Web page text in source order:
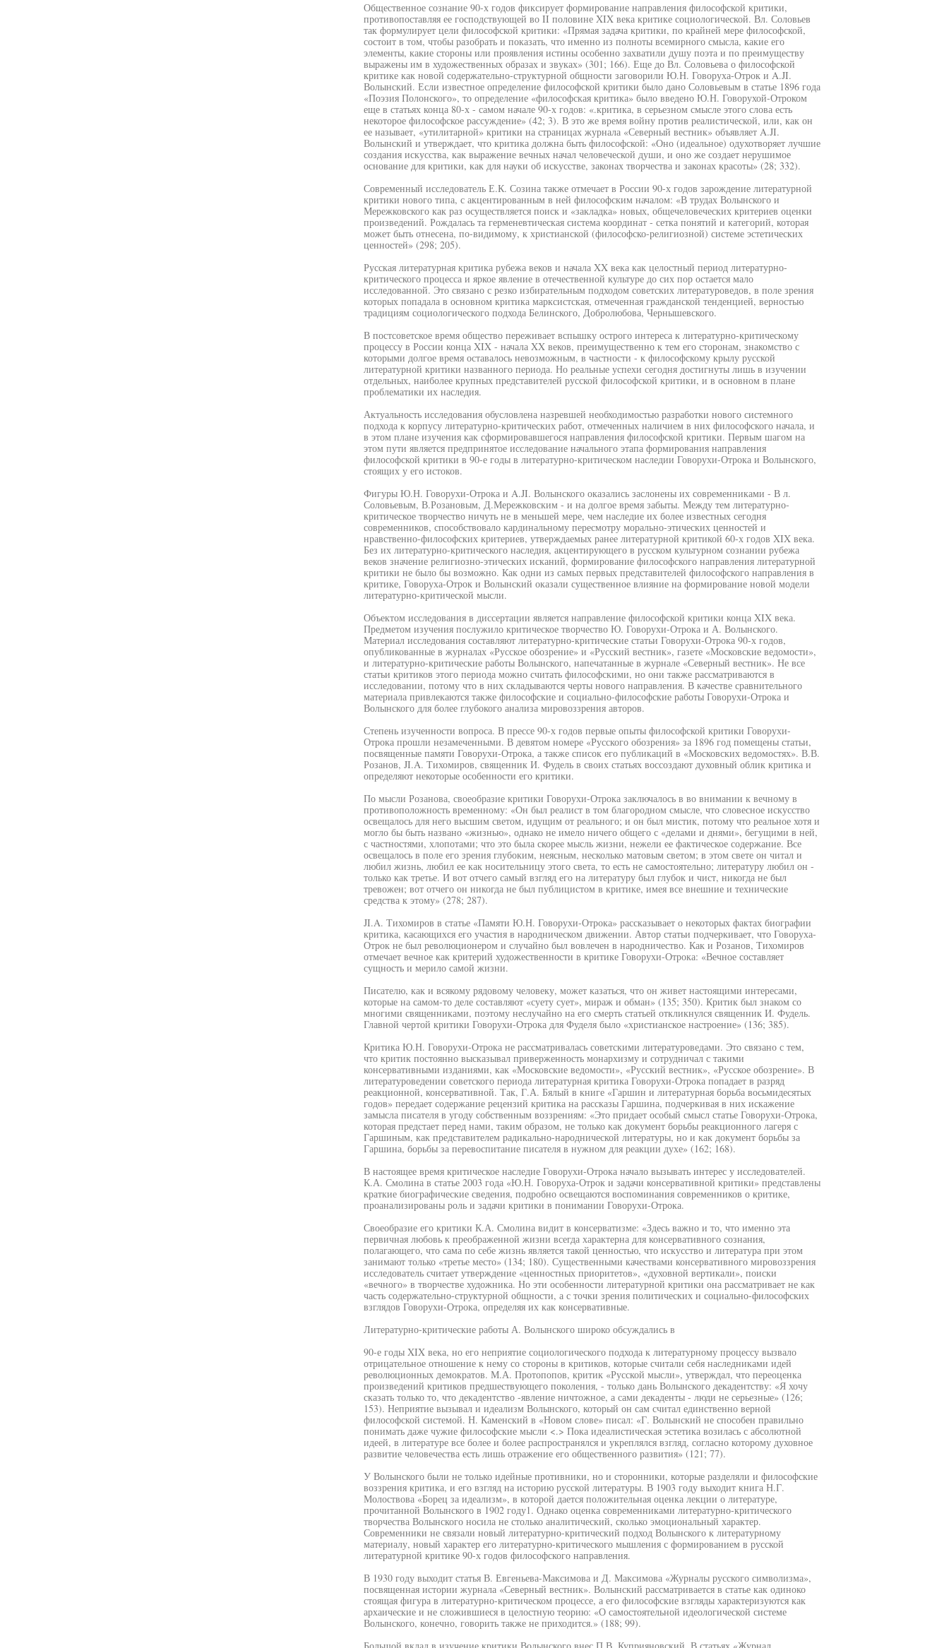
Общественное сознание 90-х годов фиксирует формирование направления философской критики,
противопоставляя ее господствующей во II половине XIX века критике социологической. Вл. Соловьев
так формулирует цели философской критики: «Прямая задача критики, по крайней мере философской,
состоит в том, чтобы разобрать и показать, что именно из полноты всемирного смысла, какие его
элементы, какие стороны или проявления истины особенно захватили душу поэта и по преимуществу
выражены им в художественных образах и звуках» (301; 166). Еще до Вл. Соловьева о философской
критике как новой содержательно-структурной общности заговорили Ю.Н. Говоруха-Отрок и A.JI.
Волынский. Если известное определение философской критики было дано Соловьевым в статье 1896 года
«Поэзия Полонского», то определение «философская критика» было введено Ю.Н. Говорухой-Отроком
еще в статьях конца 80-х - самом начале 90-х годов: «.критика, в серьезном смысле этого слова есть
некоторое философское рассуждение» (42; 3). В это же время войну против реалистической, или, как он
ее называет, «утилитарной» критики на страницах журнала «Северный вестник» объявляет A.JI.
Волынский и утверждает, что критика должна быть философской: «Оно (идеальное) одухотворяет лучшие
создания искусства, как выражение вечных начал человеческой души, и оно же создает нерушимое
основание для критики, как для науки об искусстве, законах творчества и законах красоты» (28; 332).
Современный исследователь Е.К. Созина также отмечает в России 90-х годов зарождение литературной
критики нового типа, с акцентированным в ней философским началом: «В трудах Волынского и
Мережковского как раз осуществляется поиск и «закладка» новых, общечеловеческих критериев оценки
произведений. Рождалась та герменевтическая система координат - сетка понятий и категорий, которая
может быть отнесена, по-видимому, к христианской (философско-религиозной) системе эстетических
ценностей» (298; 205).
Русская литературная критика рубежа веков и начала XX века как целостный период литературно-
критического процесса и яркое явление в отечественной культуре до сих пор остается мало
исследованной. Это связано с резко избирательным подходом советских литературоведов, в поле зрения
которых попадала в основном критика марксистская, отмеченная гражданской тенденцией, верностью
традициям социологического подхода Белинского, Добролюбова, Чернышевского.
В постсоветское время общество переживает вспышку острого интереса к литературно-критическому
процессу в России конца XIX - начала XX веков, преимущественно к тем его сторонам, знакомство с
которыми долгое время оставалось невозможным, в частности - к философскому крылу русской
литературной критики названного периода. Но реальные успехи сегодня достигнуты лишь в изучении
отдельных, наиболее крупных представителей русской философской критики, и в основном в плане
проблематики их наследия.
Актуальность исследования обусловлена назревшей необходимостью разработки нового системного
подхода к корпусу литературно-критических работ, отмеченных наличием в них философского начала, и
в этом плане изучения как сформировавшегося направления философской критики. Первым шагом на
этом пути является предпринятое исследование начального этапа формирования направления
философской критики в 90-е годы в литературно-критическом наследии Говорухи-Отрока и Волынского,
стоящих у его истоков.
Фигуры Ю.Н. Говорухи-Отрока и A.JI. Волынского оказались заслонены их современниками - В л.
Соловьевым, В.Розановым, Д.Мережковским - и на долгое время забыты. Между тем литературно-
критическое творчество ничуть не в меньшей мере, чем наследие их более известных сегодня
современников, способствовало кардинальному пересмотру морально-этических ценностей и
нравственно-философских критериев, утверждаемых ранее литературной критикой 60-х годов XIX века.
Без их литературно-критического наследия, акцентирующего в русском культурном сознании рубежа
веков значение религиозно-этических исканий, формирование философского направления литературной
критики не было бы возможно. Как одни из самых первых представителей философского направления в
критике, Говоруха-Отрок и Волынский оказали существенное влияние на формирование новой модели
литературно-критической мысли.
Объектом исследования в диссертации является направление философской критики конца XIX века.
Предметом изучения послужило критическое творчество Ю. Говорухи-Отрока и А. Волынского.
Материал исследования составляют литературно-критические статьи Говорухи-Отрока 90-х годов,
опубликованные в журналах «Русское обозрение» и «Русский вестник», газете «Московские ведомости»,
и литературно-критические работы Волынского, напечатанные в журнале «Северный вестник». Не все
статьи критиков этого периода можно считать философскими, но они также рассматриваются в
исследовании, потому что в них складываются черты нового направления. В качестве сравнительного
материала привлекаются также философские и социально-философские работы Говорухи-Отрока и
Волынского для более глубокого анализа мировоззрения авторов.
Степень изученности вопроса. В прессе 90-х годов первые опыты философской критики Говорухи-
Отрока прошли незамеченными. В девятом номере «Русского обозрения» за 1896 год помещены статьи,
посвященные памяти Говорухи-Отрока, а также список его публикаций в «Московских ведомостях». В.В.
Розанов, JI.A. Тихомиров, священник И. Фудель в своих статьях воссоздают духовный облик критика и
определяют некоторые особенности его критики.
По мысли Розанова, своеобразие критики Говорухи-Отрока заключалось в во внимании к вечному в
противоположность временному: «Он был реалист в том благородном смысле, что словесное искусство
освещалось для него высшим светом, идущим от реального; и он был мистик, потому что реальное хотя и
могло бы быть названо «жизнью», однако не имело ничего общего с «делами и днями», бегущими в ней,
с частностями, хлопотами; что это была скорее мысль жизни, нежели ее фактическое содержание. Все
освещалось в поле его зрения глубоким, неясным, несколько матовым светом; в этом свете он читал и
любил жизнь, любил ее как носительницу этого света, то есть не самостоятельно; литературу любил он -
только как третье. И вот отчего самый взгляд его на литературу был глубок и чист, никогда не был
тревожен; вот отчего он никогда не был публицистом в критике, имея все внешние и технические
средства к этому» (278; 287).
JI.A. Тихомиров в статье «Памяти Ю.Н. Говорухи-Отрока» рассказывает о некоторых фактах биографии
критика, касающихся его участия в народническом движении. Автор статьи подчеркивает, что Говоруха-
Отрок не был революционером и случайно был вовлечен в народничество. Как и Розанов, Тихомиров
отмечает вечное как критерий художественности в критике Говорухи-Отрока: «Вечное составляет
сущность и мерило самой жизни.
Писателю, как и всякому рядовому человеку, может казаться, что он живет настоящими интересами,
которые на самом-то деле составляют «суету сует», мираж и обман» (135; 350). Критик был знаком со
многими священниками, поэтому неслучайно на его смерть статьей откликнулся священник И. Фудель.
Главной чертой критики Говорухи-Отрока для Фуделя было «христианское настроение» (136; 385).
Критика Ю.Н. Говорухи-Отрока не рассматривалась советскими литературоведами. Это связано с тем,
что критик постоянно высказывал приверженность монархизму и сотрудничал с такими
консервативными изданиями, как «Московские ведомости», «Русский вестник», «Русское обозрение». В
литературоведении советского периода литературная критика Говорухи-Отрока попадает в разряд
реакционной, консервативной. Так, Г.А. Бялый в книге «Гаршин и литературная борьба восьмидесятых
годов» передает содержание рецензий критика на рассказы Гаршина, подчеркивая в них искажение
замысла писателя в угоду собственным воззрениям: «Это придает особый смысл статье Говорухи-Отрока,
которая предстает перед нами, таким образом, не только как документ борьбы реакционного лагеря с
Гаршиным, как представителем радикально-народнической литературы, но и как документ борьбы за
Гаршина, борьбы за перевоспитание писателя в нужном для реакции духе» (162; 168).
В настоящее время критическое наследие Говорухи-Отрока начало вызывать интерес у исследователей.
К.А. Смолина в статье 2003 года «Ю.Н. Говоруха-Отрок и задачи консервативной критики» представлены
краткие биографические сведения, подробно освещаются воспоминания современников о критике,
проанализированы роль и задачи критики в понимании Говорухи-Отрока.
Своеобразие его критики К.А. Смолина видит в консерватизме: «Здесь важно и то, что именно эта
первичная любовь к преображенной жизни всегда характерна для консервативного сознания,
полагающего, что сама по себе жизнь является такой ценностью, что искусство и литература при этом
занимают только «третье место» (134; 180). Существенными качествами консервативного мировоззрения
исследователь считает утверждение «ценностных приоритетов», «духовной вертикали», поиски
«вечного» в творчестве художника. Но эти особенности литературной критики она рассматривает не как
часть содержательно-структурной общности, а с точки зрения политических и социально-философских
взглядов Говорухи-Отрока, определяя их как консервативные.
Литературно-критические работы А. Волынского широко обсуждались в
90-е годы XIX века, но его неприятие социологического подхода к литературному процессу вызвало
отрицательное отношение к нему со стороны в критиков, которые считали себя наследниками идей
революционных демократов. М.А. Протопопов, критик «Русской мысли», утверждал, что переоценка
произведений критиков предшествующего поколения, - только дань Волынского декадентству: «Я хочу
сказать только то, что декадентство -явление ничтожное, а сами декаденты - люди не серьезные» (126;
153). Неприятие вызывал и идеализм Волынского, который он сам считал единственно верной
философской системой. Н. Каменский в «Новом слове» писал: «Г. Волынский не способен правильно
понимать даже чужие философские мысли <.> Пока идеалистическая эстетика возилась с абсолютной
идеей, в литературе все более и более распространялся и укреплялся взгляд, согласно которому духовное
развитие человечества есть лишь отражение его общественного развития» (121; 77).
У Волынского были не только идейные противники, но и сторонники, которые разделяли и философские
воззрения критика, и его взгляд на историю русской литературы. В 1903 году выходит книга Н.Г.
Молоствова «Борец за идеализм», в которой дается положительная оценка лекции о литературе,
прочитанной Волынского в 1902 году1. Однако оценка современниками литературно-критического
творчества Волынского носила не столько аналитический, сколько эмоциональный характер.
Современники не связали новый литературно-критический подход Волынского к литературному
материалу, новый характер его литературно-критического мышления с формированием в русской
литературной критике 90-х годов философского направления.
В 1930 году выходит статья В. Евгеньева-Максимова и Д. Максимова «Журналы русского символизма»,
посвященная истории журнала «Северный вестник». Волынский рассматривается в статье как одиноко
стоящая фигура в литературно-критическом процессе, а его философские взгляды характеризуются как
архаические и не сложившиеся в целостную теорию: «О самостоятельной идеологической системе
Волынского, конечно, говорить также не приходится.» (188; 99).